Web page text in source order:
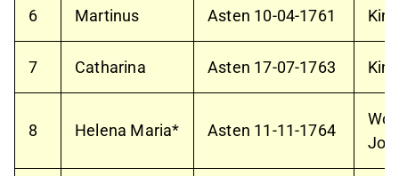
6 Martinus Asten 10-04-1761 Kind
7 Catharina Asten 17-07-1763 Kind
8 Helena Maria* Asten 11-11-1764